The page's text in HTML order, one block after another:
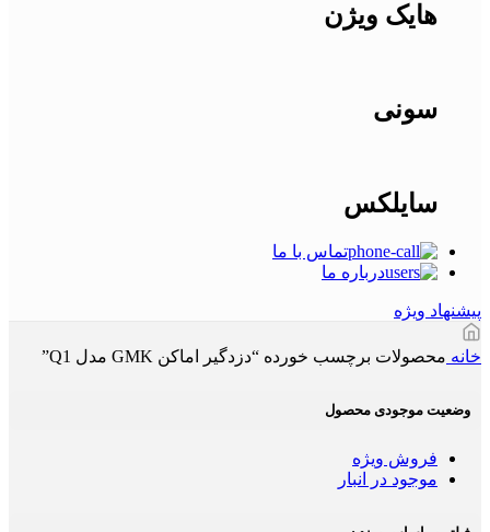
هایک ویژن
سونی
سایلکس
تماس با ما
درباره ما
پیشنهاد ویژه
خانه محصولات برچسب خورده “دزدگیر اماکن GMK مدل Q1”
وضعیت موجودی محصول
فروش ویژه
موجود در انبار